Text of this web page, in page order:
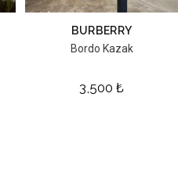
BURBERRY
Bordo Kazak
3,500 ₺